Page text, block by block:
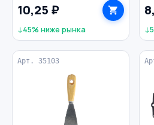
10,25 ₽
↓45% ниже рынка
Арт. 35103